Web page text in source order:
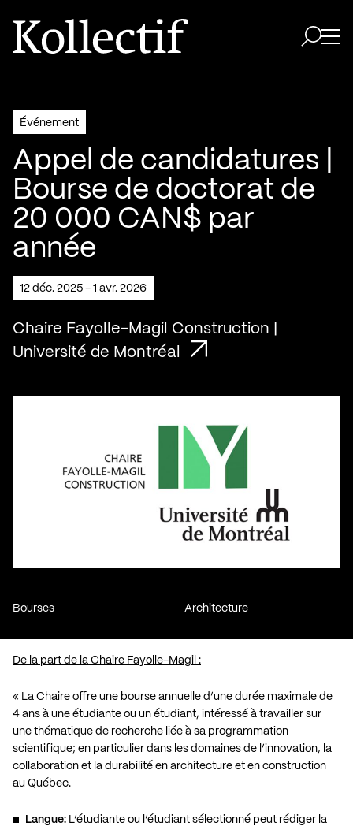
Aller à la page d'accueil
Logo Kollectif
Événement
Appel de candidatures |
Bourse de doctorat de
20 000 CAN$ par
année
12 déc. 2025 - 1 avr. 2026
Chaire Fayolle-Magil Construction |
Université de Montréal
Bourses Architecture
De la part de la Chaire Fayolle-Magil :
« La Chaire offre une bourse annuelle d’une durée maximale de
4 ans à une étudiante ou un étudiant, intéressé à travailler sur
une thématique de recherche liée à sa programmation
scientifique; en particulier dans les domaines de l’innovation, la
collaboration et la durabilité en architecture et en construction
au Québec.
Langue: L’étudiante ou l’étudiant sélectionné peut rédiger la